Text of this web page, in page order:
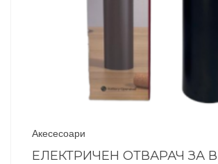
Акесесоари
ЕЛЕКТРИЧЕН ОТВАРАЧ ЗА